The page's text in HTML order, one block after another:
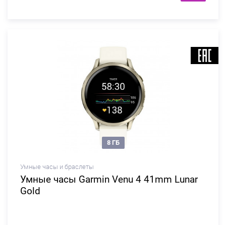
Умные часы и браслеты
Умные часы Garmin Venu 4 41mm Lunar
Gold
8 ГБ